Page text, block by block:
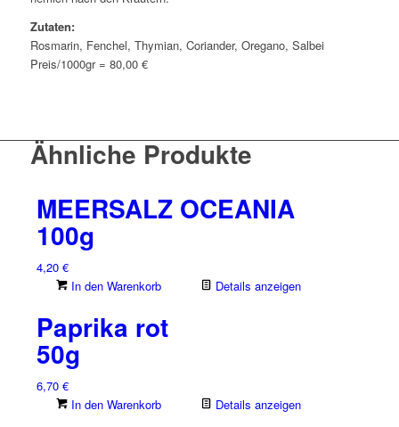
Zutaten:
Rosmarin, Fenchel, Thymian, Coriander, Oregano, Salbei
Preis/1000gr = 80,00 €
Ähnliche Produkte
MEERSALZ OCEANIA
100g
4,20 €
In den Warenkorb
Details anzeigen
Paprika rot
50g
6,70 €
In den Warenkorb
Details anzeigen